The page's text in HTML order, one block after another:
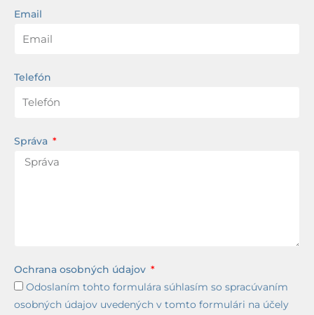
Email
Telefón
Správa
Ochrana osobných údajov
Odoslaním tohto formulára súhlasím so spracúvaním
osobných údajov uvedených v tomto formulári na účely